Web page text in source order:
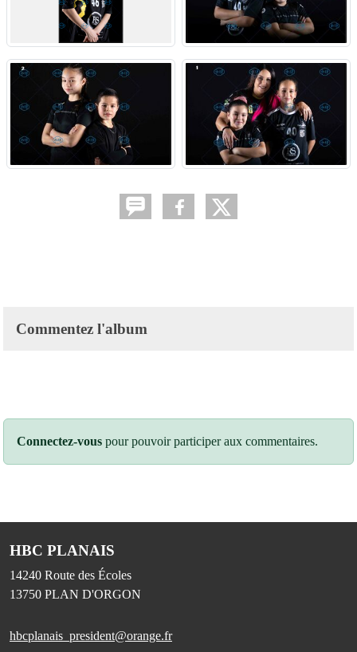
Commentez l'album
Connectez-vous pour pouvoir participer aux commentaires.
HBC PLANAIS
14240 Route des Écoles
13750 PLAN D'ORGON
hbcplanais_president@orange.fr